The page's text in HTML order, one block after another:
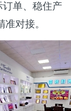
单、稳住产
对接。